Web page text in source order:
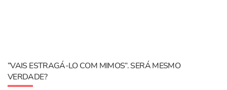
“VAIS ESTRAGÁ-LO COM MIMOS”. SERÁ MESMO
VERDADE?